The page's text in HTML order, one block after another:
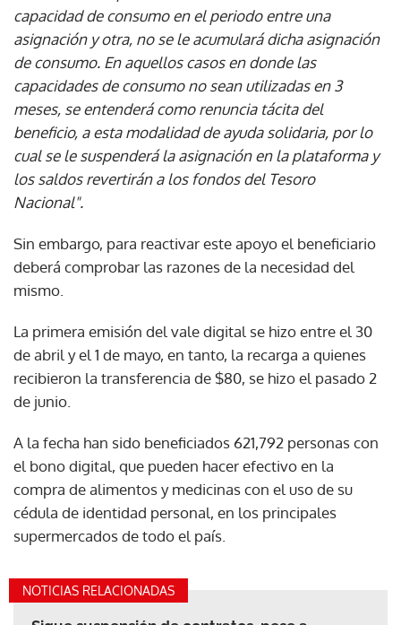
capacidad de consumo en el periodo entre una
asignación y otra, no se le acumulará dicha asignación
de consumo. En aquellos casos en donde las
capacidades de consumo no sean utilizadas en 3
meses, se entenderá como renuncia tácita del
beneficio, a esta modalidad de ayuda solidaria, por lo
cual se le suspenderá la asignación en la plataforma y
los saldos revertirán a los fondos del Tesoro
Nacional".
Sin embargo, para reactivar este apoyo el beneficiario
deberá comprobar las razones de la necesidad del
mismo.
La primera emisión del vale digital se hizo entre el 30
de abril y el 1 de mayo, en tanto, la recarga a quienes
recibieron la transferencia de $80, se hizo el pasado 2
de junio.
A la fecha han sido beneficiados 621,792 personas con
el bono digital, que pueden hacer efectivo en la
compra de alimentos y medicinas con el uso de su
cédula de identidad personal, en los principales
supermercados de todo el país.
NOTICIAS RELACIONADAS